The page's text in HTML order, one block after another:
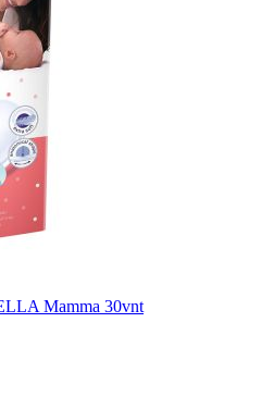
Mamma 30vnt